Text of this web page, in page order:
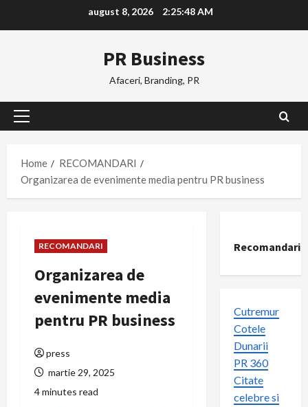
august 8, 2026 2:25:48 AM
PR Business
Afaceri, Branding, PR
Primary
Home
RECOMANDARI
Organizarea de evenimente media pentru PR business
RECOMANDARI
Organizarea de
evenimente media
pentru PR business
press
martie 29, 2025
4 minutes read
Recomandari
Cutremur
Cotele
Dunarii
PR 360
Citate
celebre si